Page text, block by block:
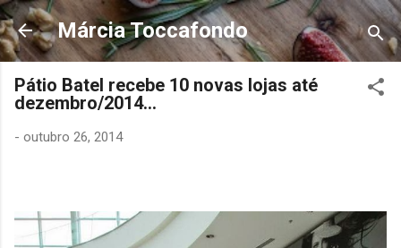
Pular para o conteúdo principal
Márcia Toccafondo
Pátio Batel recebe 10 novas lojas até
dezembro/2014...
- outubro 26, 2014